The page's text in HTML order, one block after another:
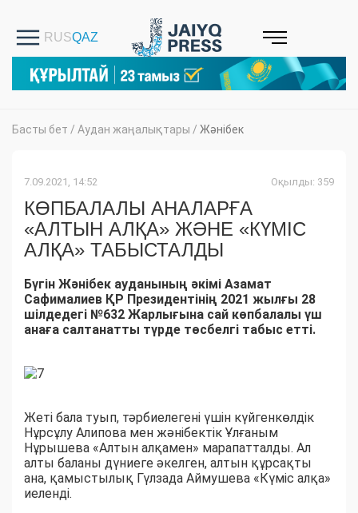
Басты бет / Аудан жаңалықтары / Жәнібек
7.09.2021, 14:52 Оқылды: 359
КӨПБАЛАЛЫ АНАЛАРҒА
«АЛТЫН АЛҚА» ЖӘНЕ «КҮМІС
АЛҚА» ТАБЫСТАЛДЫ
Бүгін Жәнібек ауданының әкімі Азамат
Сафималиев ҚР Президентінің 2021 жылғы 28
шілдедегі №632 Жарлығына сай көпбалалы үш
анаға салтанатты түрде төсбелгі табыс етті.
Жеті бала туып, тәрбиелегені үшін күйгенкөлдік
Нұрсұлу Алипова мен жәнібектік Ұлғаным
Нұрышева «Алтын алқамен» марапатталды. Ал
алты баланы дүниеге әкелген, алтын құрсақты
ана, қамыстылық Гүлзада Аймушева «Күміс алқа»
иеленді.